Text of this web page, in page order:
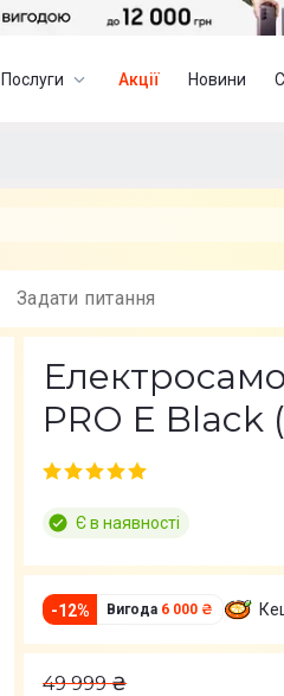
Послуги Акції Новини
Задати питання
PRO E Black
Є в наявності
-12% Вигода 6 000 ₴
49 999 ₴